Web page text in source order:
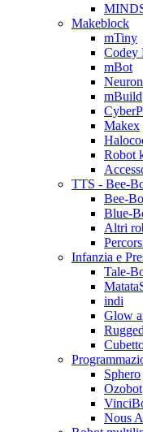
Makeblock
mTiny
Codey
mBot
Neuron
mBuild
Makex
Robot
TTS - Bee-
Bee-
Blue-
Altri
Infanzia e
Tale-
indi
Glow
Sphero
Ozobot
Nous